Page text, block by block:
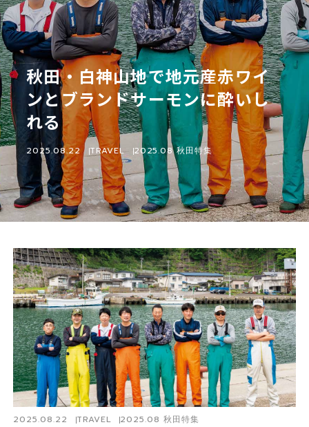
秋田・白神山地で地元産赤ワイ
ンとブランドサーモンに酔いし
れる
2025.08.22 TRAVEL 2025.08 秋田特集
2025.08.22 TRAVEL 2025.08 秋田特集